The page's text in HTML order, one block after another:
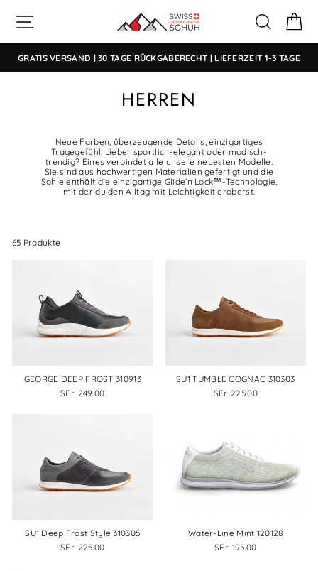
zum
SEITENNAVIGATION SUCHE
GRATIS VERSAND | 30 TAGE RÜCKGABERECHT | LIEFERZEIT 1-3 TAGE
HERREN
Neue Farben, überzeugende Details, einzigartiges
Tragegefühl. Lieber sportlich-elegant oder modisch-
trendig? Eines verbindet alle unsere neuesten Modelle:
Sie sind aus hochwertigen Materialien gefertigt und die
Sohle enthält die einzigartige Glide’n Lock™-Technologie,
mit der du den Alltag mit Leichtigkeit eroberst.
65 Produkte
GEORGE DEEP FROST 310913
SFr. 249.00
SU1 TUMBLE COGNAC 310303
SFr. 225.00
SU1 Deep Frost Style 310305
SFr. 225.00
Water-Line Mint 120128
SFr. 195.00